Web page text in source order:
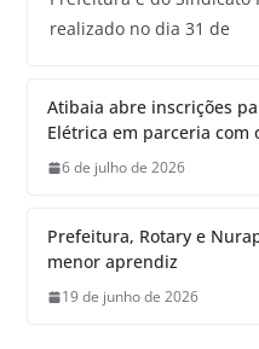
realizado no dia 31 de
Atibaia abre inscrições
Elétrica em parceria com
6 de julho de 2026
Prefeitura, Rotary e
menor aprendiz
19 de junho de 2026